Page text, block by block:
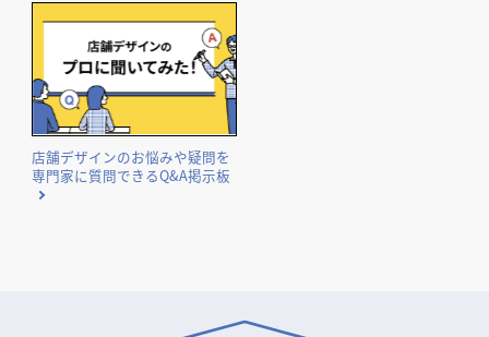
国や自治体が実施する補助金・助成金の概要と申請のポイン
トをまとめました。